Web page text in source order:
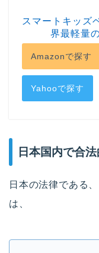
スマートキッズ
界最軽量
Amazonで探す
Yahooで探す
日本国内で合
日本の法律である
は、